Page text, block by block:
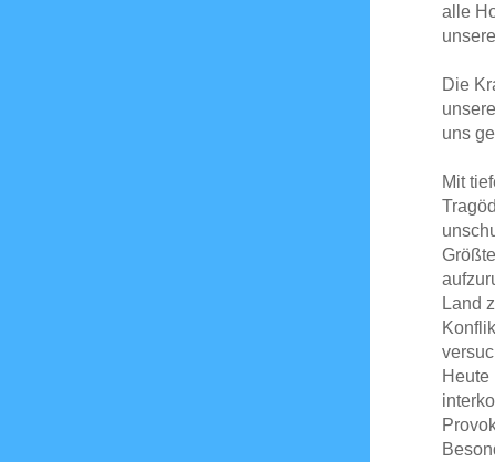
alle
Die
uns
Mit
Land
Heute